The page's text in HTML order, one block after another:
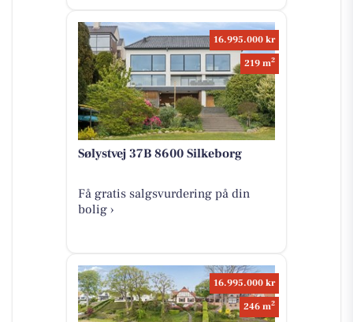
16.995.000 kr
219 m2
Sølystvej 37B 8600 Silkeborg
Få gratis salgsvurdering på din
bolig ›
16.995.000 kr
246 m2